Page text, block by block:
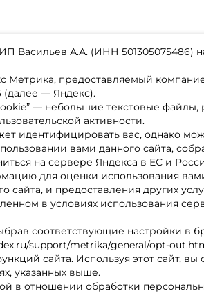
Васильев А.А. (ИНН 501305075486)
Метрика, предоставляемый
(далее — Яндекс).
— небольшие текстовые
активности.
идентифицировать вас, однако
вами данного сайта,
на сервере Яндекса в ЕС и
для оценки использования
сайта, и предоставления других
в условиях использования
соответствующие настройки в
support/metrika/general/opt-
сайта. Используя этот сайт, вы
указанных выше.
в отношении обработки
Каталог товаров
Акции
Новинки
Бренды
Партнерская программа